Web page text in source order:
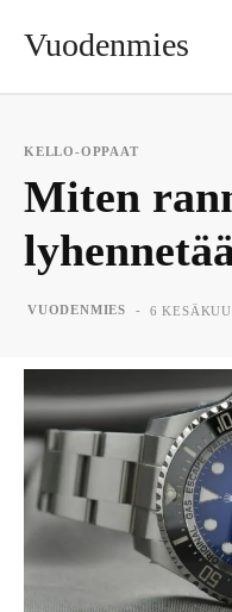
Vuodenmies
KELLO-OPPAAT
Miten
VUODENMIES - 6